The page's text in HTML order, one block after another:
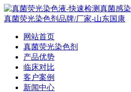
网站首页
真菌荧光染色剂
产品优势
临床对比
客户案例
新闻中心